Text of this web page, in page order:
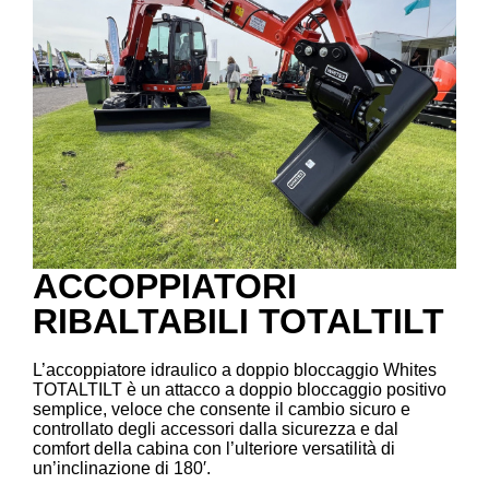
ACCOPPIATORI
RIBALTABILI TOTALTILT
L’accoppiatore idraulico a doppio bloccaggio Whites
TOTALTILT è un attacco a doppio bloccaggio positivo
semplice, veloce che consente il cambio sicuro e
controllato degli accessori dalla sicurezza e dal
comfort della cabina con l’ulteriore versatilità di
un’inclinazione di 180′.